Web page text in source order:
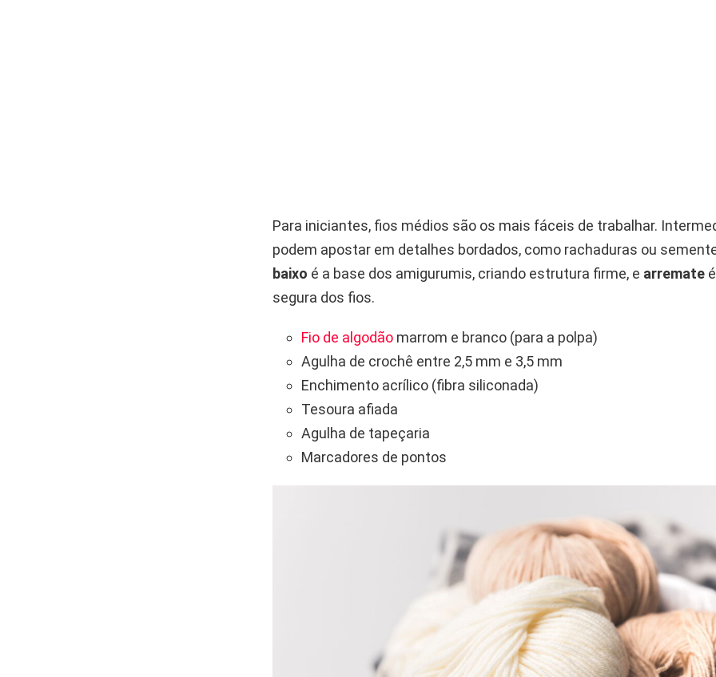
Para iniciantes, fios médios são os mais fáceis de trabalhar.
podem apostar em detalhes bordados, como rachaduras ou
baixo é a base dos amigurumis, criando estrutura firme, e arremate
segura dos fios.
Fio de algodão marrom e branco (para a polpa)
Agulha de crochê entre 2,5 mm e 3,5 mm
Enchimento acrílico (fibra siliconada)
Tesoura afiada
Agulha de tapeçaria
Marcadores de pontos